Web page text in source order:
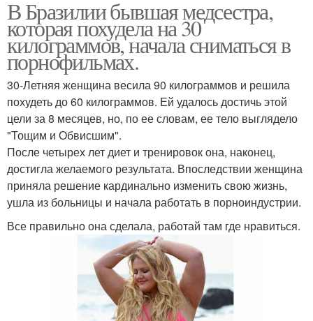
В Бразилии бывшая медсестра,
которая похудела на 30
килограммов, начала сниматься в
порнофильмах.
30-Летняя женщина весила 90 килограммов и решила
похудеть до 60 килограммов. Ей удалось достичь этой
цели за 8 месяцев, но, по ее словам, ее тело выглядело
"Тощим и Обвисшим".
После четырех лет диет и тренировок она, наконец,
достигла желаемого результата. Впоследствии женщина
приняла решение кардинально изменить свою жизнь,
ушла из больницы и начала работать в порноиндустрии.
Все правильно она сделала, работай там где нравиться.